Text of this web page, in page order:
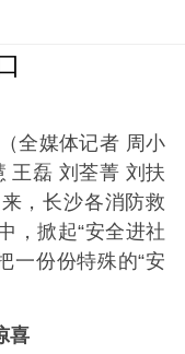
全媒体记者 周小
王磊 刘荃菁 刘扶
，长沙各消防救
，掀起“安全进社
一份份特殊的“安
喜